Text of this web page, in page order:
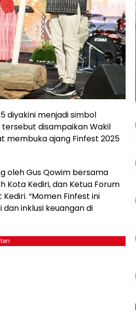
diyakini menjadi simbol
disampaikan Wakil
membuka ajang Finfest 2025
oleh Gus Qowim bersama
Kota Kediri, dan Ketua Forum
“Momen Finfest ini
inklusi keuangan di